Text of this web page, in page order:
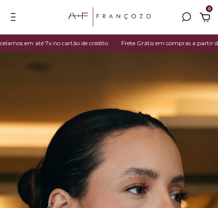
0
em até 7x no cartão de crédito Frete Grátis em compras a partir de